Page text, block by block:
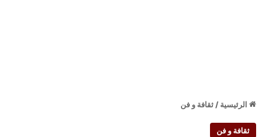
الرئيسية / ثقافة و فن
ثقافة و فن